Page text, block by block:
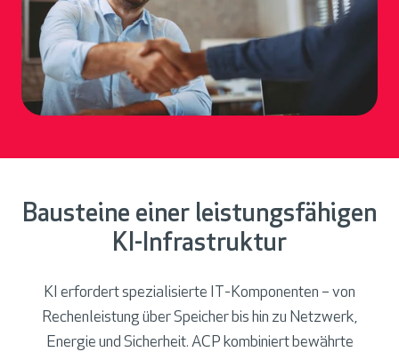
Bausteine einer leistungsfähigen
KI-Infrastruktur
KI erfordert spezialisierte IT-Komponenten – von
Rechenleistung über Speicher bis hin zu Netzwerk,
Energie und Sicherheit. ACP kombiniert bewährte